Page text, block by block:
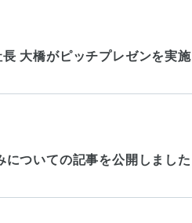
大橋がピッチプレゼンを実施
ついての記事を公開しました